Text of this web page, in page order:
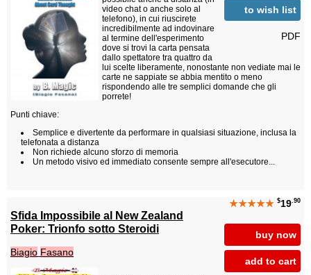
to wish list
PDF
video chat o anche solo al
telefono), in cui riuscirete
incredibilmente ad indovinare
al termine dell'esperimento
dove si trovi la carta pensata
dallo spettatore tra quattro da
lui scelte liberamente, nonostante non vediate mai le
carte ne sappiate se abbia mentito o meno
rispondendo alle tre semplici domande che gli
porrete!
Punti chiave:
Semplice e divertente da performare in qualsiasi situazione, inclusa la
telefonata a distanza
Non richiede alcuno sforzo di memoria
Un metodo visivo ed immediato consente sempre all'esecutore...
★★★★★ $19.90
buy now
add to cart
Sfida Impossibile al New Zealand
Poker: Trionfo sotto Steroidi
Biagio Fasano